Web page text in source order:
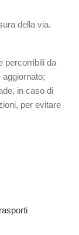
della via.
percorribili da
in caso di
per evitare